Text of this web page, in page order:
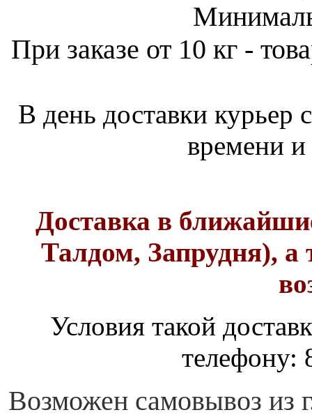
При заказе от 10 кг -
В день доставки курьер
времени и
Доставка в
Талдом, Запрудня),
Условия такой
телефону:
Возможен самовывоз из